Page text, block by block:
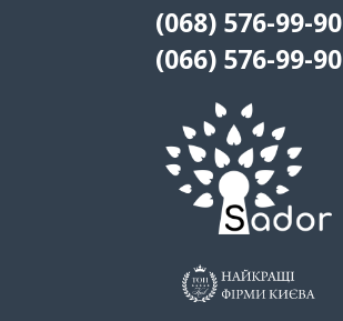
(068) 576-99-90
(066) 576-99-90